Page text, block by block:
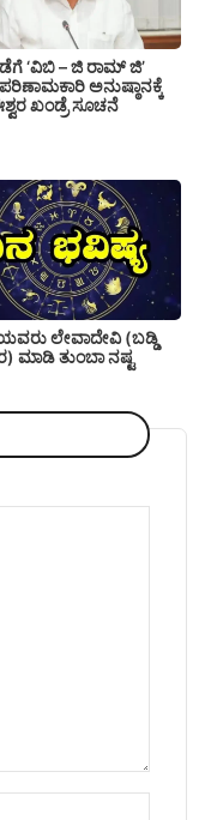
‘ವಿಬಿ – ಜಿ ರಾಮ್ ಜಿ’
ಅನುಷ್ಠಾನಕ್ಕೆ
ಖಂಡ್ರೆ ಸೂಚನೆ
ಲೇವಾದೇವಿ (ಬಡ್ಡಿ
ಮಾಡಿ ತುಂಬಾ ನಷ್ಟ